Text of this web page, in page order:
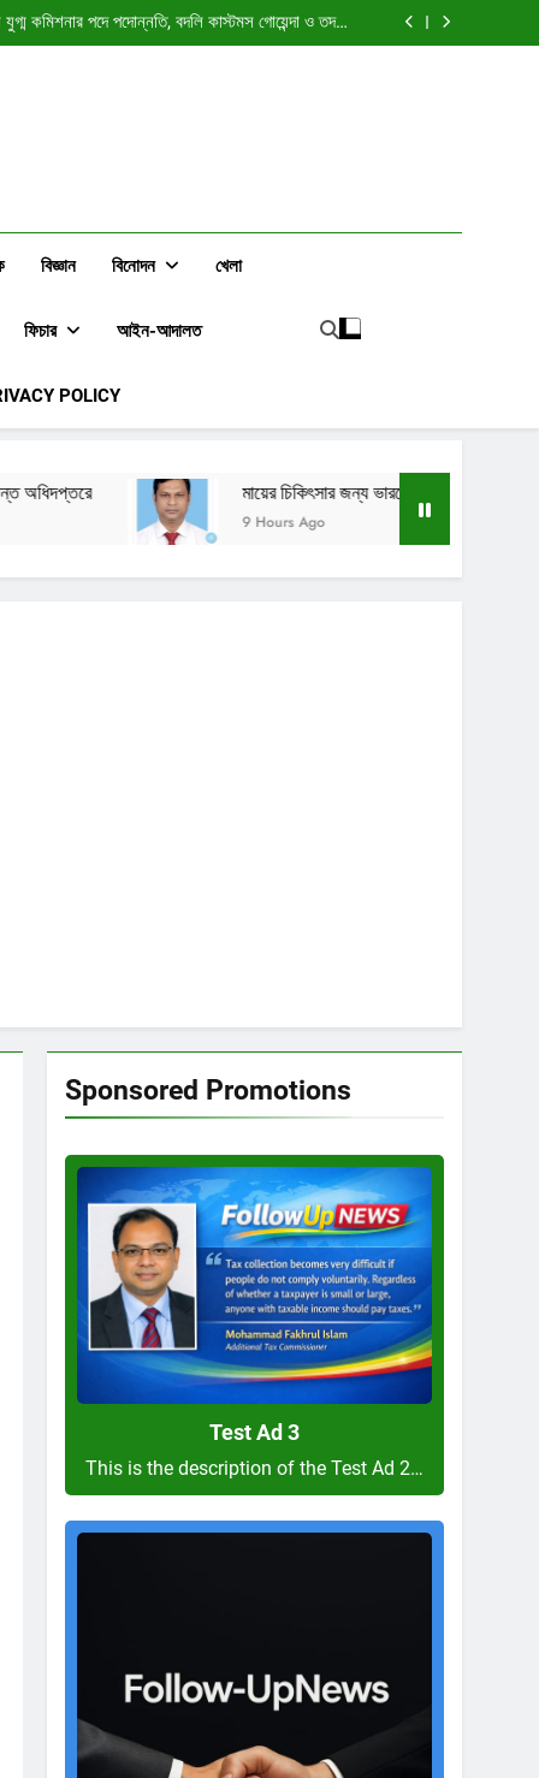
ওঠে?
কমিশনার পদে পদোন্নতি, বদলি কাস্টমস গোয়েন্দা ও তদন্ত
অধিদপ্তরে
চট্টগ্রাম (৪) কর অঞ্চলের অতিরিক্ত সহকারী কর কমিশনার
কমিশনার পদে পদোন্নতি, বদলি কাস্টমস গোয়েন্দা ও তদন্ত
চট্টগ্রাম (৪) কর অঞ্চলের অতিরিক্ত সহকারী কর কমিশনার
বিজ্ঞান বিনোদন খেলা
ফিচার আইন-আদালত
POLICY
মায়ের চিকিৎসার জন্য ভারতে যাচ্ছেন চট্টগ্রাম (৪) কর অঞ্চলের অতিরিক্ত
9 Hours Ago
Sponsored Promotions
Test
Ad
3
Test Ad 3
This is the description of the Test Ad 2…